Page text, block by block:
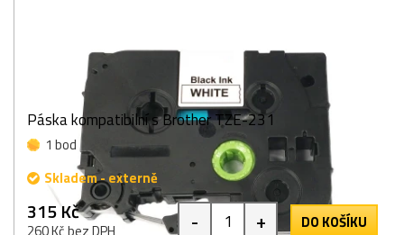
Páska kompatibilní s Brother TZE-231
1 bod
Skladem - externě
315 Kč
260 Kč bez DPH - + DO KOŠÍKU